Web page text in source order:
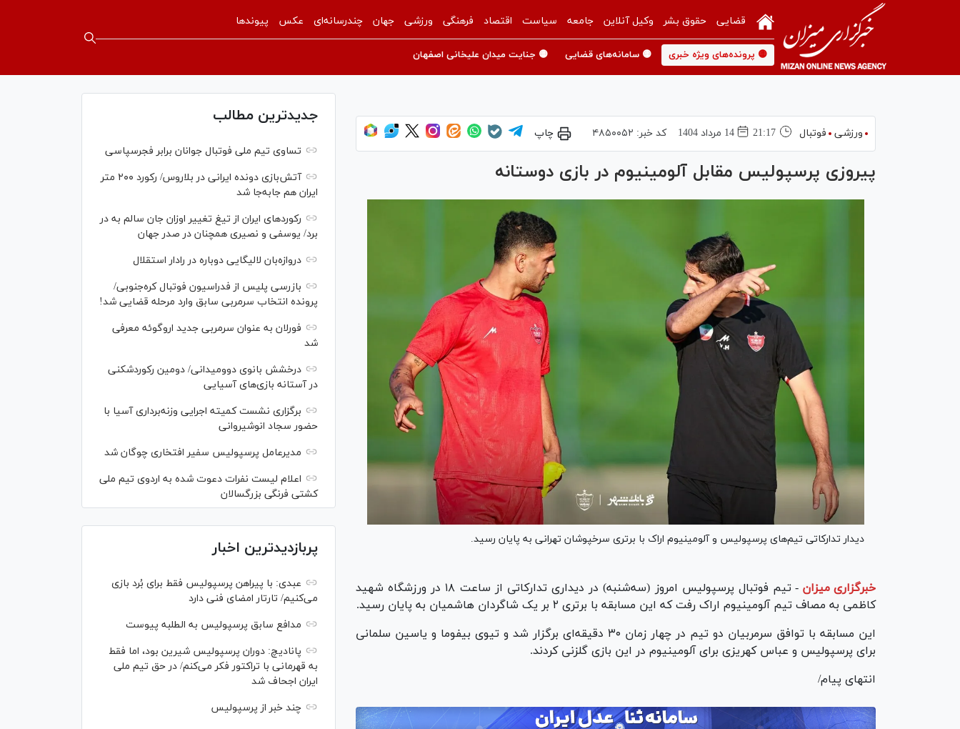
قضایی حقوق بشر وکیل آنلاین جامعه سیاست اقتصاد فرهنگی ورزشی جهان چندرسانه‌ای عکس پیوندها
🟡 پرونده‌های ویژه خبری 🟡 سامانه‌های قضایی 🟡 جنایت میدان علیخانی اصفهان
ورزشی فوتبال 21:17 14 مرداد 1404 کد خبر: ۴۸۵۰۰۵۲ چاپ
پیروزی پرسپولیس مقابل آلومینیوم در بازی دوستانه
دیدار تدارکاتی تیم‌های پرسپولیس و آلومینیوم اراک با برتری سرخپوشان تهرانی به پایان رسید.
خبرگزاری میزان -
تیم فوتبال پرسپولیس امروز (سه‌شنبه) در دیداری تدارکاتی از ساعت ۱۸ در ورزشگاه شهید
کاظمی به مصاف تیم آلومینیوم اراک رفت که این مسابقه با برتری ۲ بر یک شاگردان هاشمیان به پایان رسید.
این مسابقه با توافق سرمربیان دو تیم در چهار زمان ۳۰ دقیقه‌ای برگزار شد و تیوی بیفوما و یاسین سلمانی
برای پرسپولیس و عباس کهریزی برای آلومینیوم در این بازی گلزنی کردند.
انتهای پیام/
جدیدترین مطالب
تساوی تیم ملی فوتبال جوانان برابر فجرسپاسی
آتش‌بازی دونده ایرانی در بلاروس/ رکورد ۲۰۰ متر
ایران هم جابه‌جا شد
رکورد‌های ایران از تیغ تغییر اوزان جان سالم به در
برد/ یوسفی و نصیری همچنان در صدر جهان
دروازه‌بان لالیگایی دوباره در رادار استقلال
بازرسی پلیس از فدراسیون فوتبال کره‌جنوبی/
پرونده انتخاب سرمربی سابق وارد مرحله قضایی شد!
فورلان به عنوان سرمربی جدید اروگوئه معرفی
شد
درخشش بانوی دوومیدانی/ دومین رکوردشکنی
در آستانه بازی‌های آسیایی
برگزاری نشست کمیته اجرایی وزنه‌برداری آسیا با
حضور سجاد انوشیروانی
مدیرعامل پرسپولیس سفیر افتخاری چوگان شد
اعلام لیست نفرات دعوت شده به اردوی تیم ملی
کشتی فرنگی بزرگسالان
پربازدیدترین اخبار
عبدی: با پیراهن پرسپولیس فقط برای بُرد بازی
می‌کنیم/ تارتار امضای فنی دارد
مدافع سابق پرسپولیس به الطلبه پیوست
پانادیچ: دوران پرسپولیس شیرین بود، اما فقط
به قهرمانی با تراکتور فکر می‌کنم/ در حق تیم ملی
ایران اجحاف شد
چند خبر از پرسپولیس